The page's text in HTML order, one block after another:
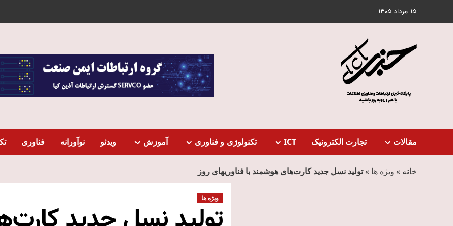
15 مرداد 1405
مقالات تجارت الکترونیک ICT تکنولوژی و فناوری آموزش ویدئو نوآورانه فناوری
خانه » ویژه ها »تولید نسل جدید کارت‌های هوشمند با فناوریهای روز
ویژه ها